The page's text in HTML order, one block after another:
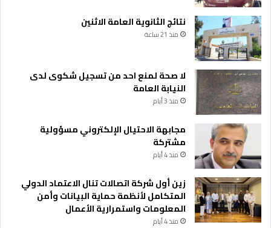
نتائج الثانوية العامة الاثنين
منذ 21 ساعة
لا صحة لمنع احد من تسجيل شكوى لدى
النيابة العامة
منذ 3 أيام
مجابهة الاحتيال الإلكتروني مسؤولية
مشتركة
منذ 4 أيام
زين أول شركة اتصالات تنال الاعتماد الدولي
المتكامل لأنظمة حماية البيانات وأمن
المعلومات واستمرارية الأعمال
منذ 4 أيام